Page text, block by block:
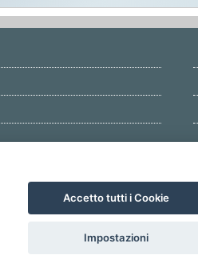
Accetto tutti i Cookie
Impostazioni